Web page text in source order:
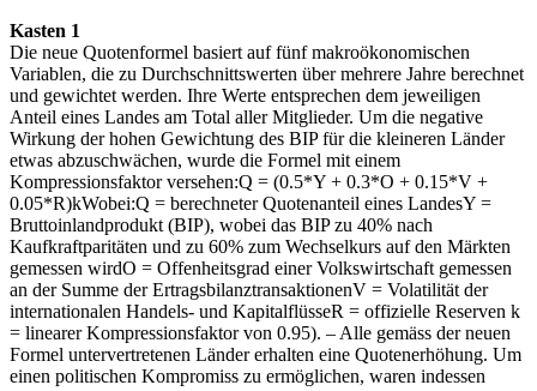
Kasten 1
Die neue Quotenformel basiert auf fünf makroökonomischen
Variablen, die zu Durchschnittswerten über mehrere Jahre berechnet
und gewichtet werden. Ihre Werte entsprechen dem jeweiligen
Anteil eines Landes am Total aller Mitglieder. Um die negative
Wirkung der hohen Gewichtung des BIP für die kleineren Länder
etwas abzuschwächen, wurde die Formel mit einem
Kompressionsfaktor versehen:Q = (0.5*Y + 0.3*O + 0.15*V +
0.05*R)kWobei:Q = berechneter Quotenanteil eines LandesY =
Bruttoinlandprodukt (BIP), wobei das BIP zu 40% nach
Kaufkraftparitäten und zu 60% zum Wechselkurs auf den Märkten
gemessen wirdO = Offenheitsgrad einer Volkswirtschaft gemessen
an der Summe der ErtragsbilanztransaktionenV = Volatilität der
internationalen Handels- und KapitalflüsseR = offizielle Reserven k
= linearer Kompressionsfaktor von 0.95). – Alle gemäss der neuen
Formel untervertretenen Länder erhalten eine Quotenerhöhung. Um
einen politischen Kompromiss zu ermöglichen, waren indessen